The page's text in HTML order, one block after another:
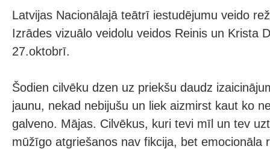
Latvijas Nacionālajā teātrī iestudējumu veido
Izrādes vizuālo veidolu veidos Reinis un Krista
27.oktobrī.
Šodien cilvēku dzen uz priekšu daudz
jaunu, nekad nebijušu un liek aizmirst kaut ko
galveno. Mājas. Cilvēkus, kuri tevi mīl un tev
mūžīgo atgriešanos nav fikcija, bet emocionāla